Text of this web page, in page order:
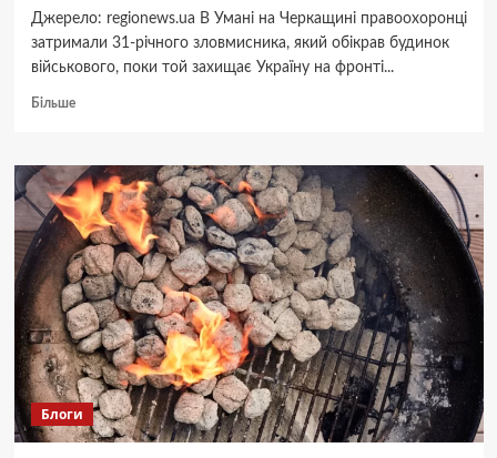
Джерело: regionews.ua В Умані на Черкащині правоохоронці
затримали 31-річного зловмисника, який обікрав будинок
військового, поки той захищає Україну на фронті...
БільшеДокладніше
на
вулиці
з
пральною
машиною:
в
Умані
чоловік
обікрав
дім
військового
Блоги